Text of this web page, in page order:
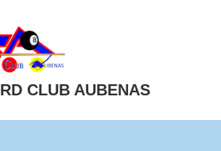
CLUB AUBENAS